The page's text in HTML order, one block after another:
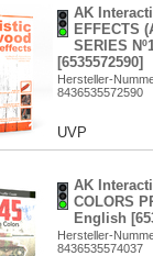
AK
EFFECTS
SERIES
[6535572590]
Hersteller-
8436535572590
UVP
AK
COLORS
English
Hersteller-
8436535574037